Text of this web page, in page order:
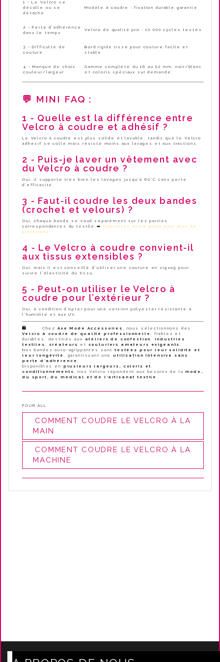
1 - Le Velcro se
décolle ou se
détache
Modèle à coudre : fixation durable garantie
2 - Perte d’adhérence
dans le temps
Velcro de qualité pro : 10 000 cycles testés
3 - Difficulté de
couture
Bord rigide tissé pour couture facile et
stable
4 - Manque de choix
couleur/largeur
Gamme complète du 16 au 50 mm, noir/blanc
et coloris spéciaux sur demande.
💬 MINI FAQ :
1 - Quelle est la différence entre
Velcro à coudre et adhésif ?
Le Velcro à coudre est plus solide et lavable, tandis que le Velcro
adhésif se colle mais résiste moins aux lavages et aux tractions.
2 - Puis-je laver un vêtement avec
du Velcro à coudre ?
Oui, il supporte très bien les lavages jusqu’à 60°C sans perte
d’efficacité.
3 - Faut-il coudre les deux bandes
(crochet et velours) ?
Oui, chaque bande se coud séparément sur les parties
correspondantes du textile.➡️ Consultez notre guide pour plus de
précisions
4 - Le Velcro à coudre convient-il
aux tissus extensibles ?
Oui, mais il est conseillé d’utiliser une couture en zigzag pour
suivre l’élasticité du tissu.
5 - Peut-on utiliser le Velcro à
coudre pour l’extérieur ?
Oui, à condition d’opter pour une version polyester résistante à
l’humidité et aux UV.
🛍️ Chez Axe Mode Accessoires , nous sélectionnons des
Velcro à coudre de qualité professionnelle , fiables et
durables, destinés aux
ateliers de confection, industries
textiles , créateurs et couturiers amateurs exigeants.
Nos bandes auto-agrippantes sonttestées pour leur solidité et
leur longévité , garantissant uneutilisation intensive sans
perte d’adhérence.
Disponibles en plusieurs largeurs, coloris et
conditionnements , nos Velcro répondent aux besoins de lamode,
du sport, du médical et de l’artisanat textile.
POUR ALL
COMMENT COUDRE LE VELCRO À LA
MAIN
COMMENT COUDRE LE VELCRO À LA
MACHINE